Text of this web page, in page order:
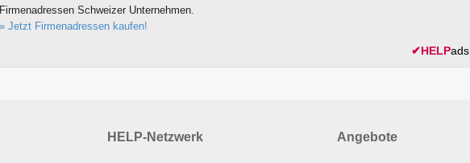
Firmenadressen Schweizer Unternehmen.
» Jetzt Firmenadressen kaufen!
✔HELPads
HELP-Netzwerk Angebote